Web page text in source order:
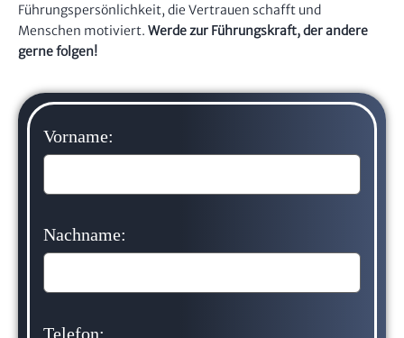
Führungspersönlichkeit, die Vertrauen schafft und
Menschen motiviert. Werde zur Führungskraft, der andere
gerne folgen!
Vorname:
Nachname:
Telefon: